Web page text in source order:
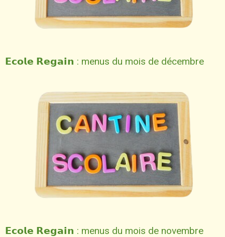
𝗘𝗰𝗼𝗹𝗲 𝗥𝗲𝗴𝗮𝗶𝗻 : menus du mois de décembre
𝗘𝗰𝗼𝗹𝗲 𝗥𝗲𝗴𝗮𝗶𝗻 : menus du mois de novembre